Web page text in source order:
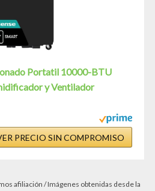
Portatil 10000-BTU
y Ventilador
PRECIO SIN COMPROMISO
afiliación / Imágenes obtenidas desde la